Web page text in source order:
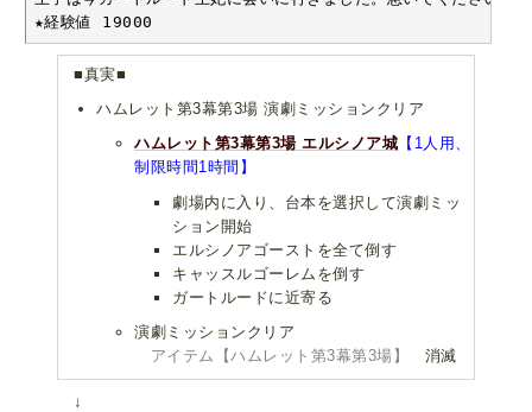
★経験値 19000
■真実■
ハムレット第3幕第3場 演劇ミッションクリア
ハムレット第3幕第3場 エルシノア城 【1人用、
制限時間1時間】
劇場内に入り、台本を選択して演劇ミッ
ション開始
エルシノアゴーストを全て倒す
キャッスルゴーレムを倒す
ガートルードに近寄る
演劇ミッションクリア
アイテム【ハムレット第3幕第3場】
消滅
↓